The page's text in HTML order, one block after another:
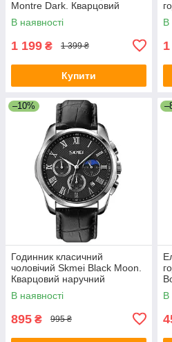
Montre Dark. Кварцовий
годинник гарний
В наявності
1 199 ₴ 1 399 ₴
Купити
В
–10%
Годинник класичний
чоловічий Skmei Black Moon.
Кварцовий наручний
годинник
В наявності
895 ₴ 995 ₴
В